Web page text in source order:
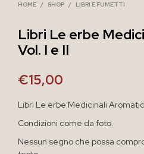
HOME / SHOP / LIBRI E FUMETTI
Libri Le erbe
Vol. I e II
€15,00
Libri Le erbe Medicinali
Condizioni come da foto.
Nessun segno che possa